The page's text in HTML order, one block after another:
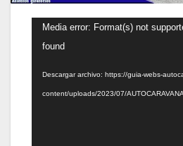
Reproductor
de
Media error: Format(s) not
found
Descargar archivo: https://guia-webs-
content/uploads/2023/07/